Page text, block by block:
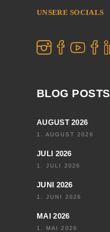
UNSERE SOCIALS
BLOG POSTS
AUGUST 2026
1. AUGUST 2026
JULI 2026
1. JULI 2026
JUNI 2026
1. JUNI 2026
MAI 2026
1. MAI 2026